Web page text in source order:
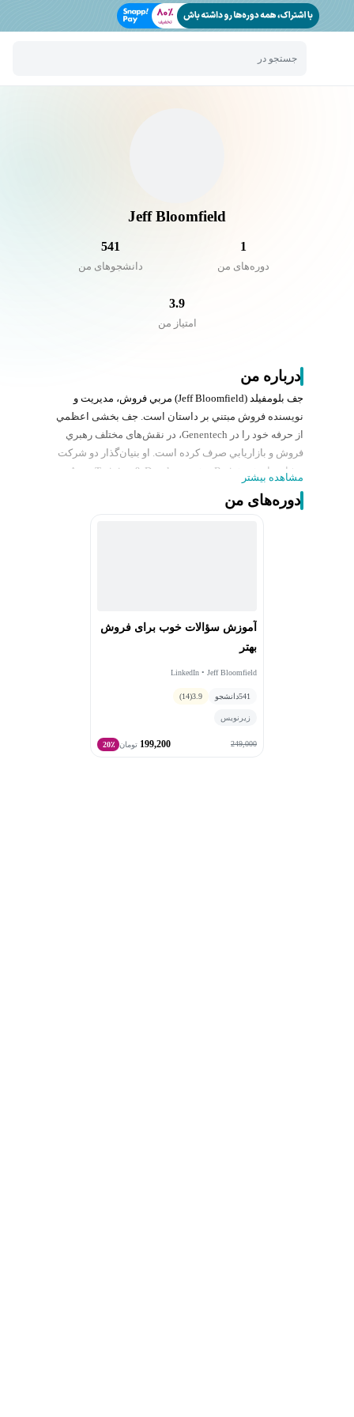
جستجو در
Jeff Bloomfield
1
دوره‌های من
541
دانشجو‌های من
3.9
امتیاز من
درباره من
جف بلومفيلد (Jeff Bloomfield) مربي فروش، مديريت و
نويسنده فروش مبتني بر داستان است. جف بخشی اعظمي
از حرفه خود را در Genentech، در نقش‌های مختلف رهبري
فروش و بازاريابي صرف کرده است. او بنیان‌گذار دو شرکت
مشاوره‌ای Braintrust و Apex Training & Development
است و به مخاطبان در موضوعات مديريت، ارتباطات، فروش
مبتنی بر داستان و تأثیر قدرتمند علوم اعصاب در فروش و
آموزش داده است.
مشاهده بیشتر
دوره‌های من
آموزش سؤالات خوب برای فروش
بهتر
LinkedIn • Jeff Bloomfield
541دانشجو 3.9
(14)
زیرنویس
249,000
199,200 تومان 20٪